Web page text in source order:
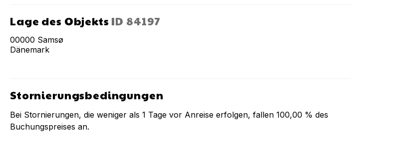
Lage des Objekts ID 84197
00000 Samsø
Dänemark
Stornierungsbedingungen
Bei Stornierungen, die weniger als 1 Tage vor Anreise erfolgen, fallen 100,00 % des
Buchungspreises an.